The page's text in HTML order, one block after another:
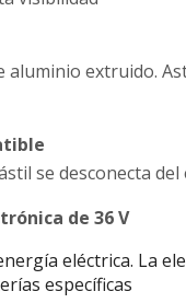
aluminio extruido.
se desconecta
de 36 V
eléctrica. La
específicas